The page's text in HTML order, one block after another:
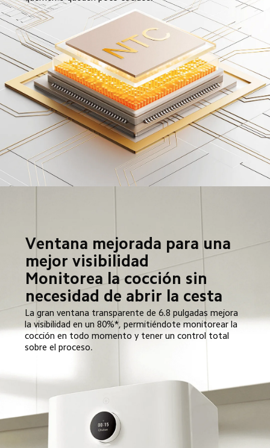
Ventana mejorada para una
mejor visibilidad
Monitorea la cocción sin
necesidad de abrir la cesta
La gran ventana transparente de 6.8 pulgadas mejora
la visibilidad en un 80%*, permitiéndote monitorear la
cocción en todo momento y tener un control total
sobre el proceso.